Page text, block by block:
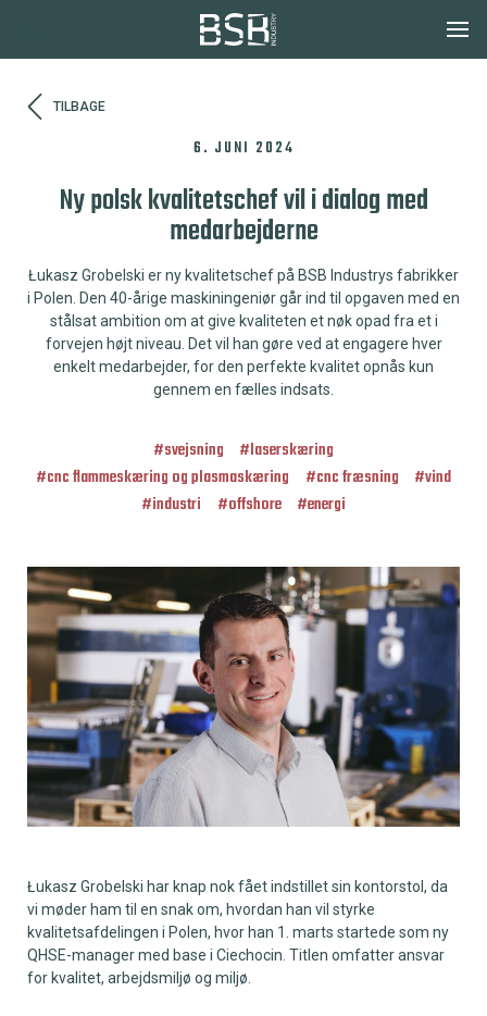
TILBAGE
6. JUNI 2024
Ny polsk kvalitetschef vil i dialog med
medarbejderne
Łukasz Grobelski er ny kvalitetschef på BSB Industrys fabrikker
i Polen. Den 40-årige maskiningeniør går ind til opgaven med en
stålsat ambition om at give kvaliteten et nøk opad fra et i
forvejen højt niveau. Det vil han gøre ved at engagere hver
enkelt medarbejder, for den perfekte kvalitet opnås kun
gennem en fælles indsats.
#svejsning #laserskæring
#cnc flammeskæring og plasmaskæring #cnc fræsning #vind
#industri #offshore #energi
Łukasz Grobelski har knap nok fået indstillet sin kontorstol, da
vi møder ham til en snak om, hvordan han vil styrke
kvalitetsafdelingen i Polen, hvor han 1. marts startede som ny
QHSE-manager med base i Ciechocin. Titlen omfatter ansvar
for kvalitet, arbejdsmiljø og miljø.